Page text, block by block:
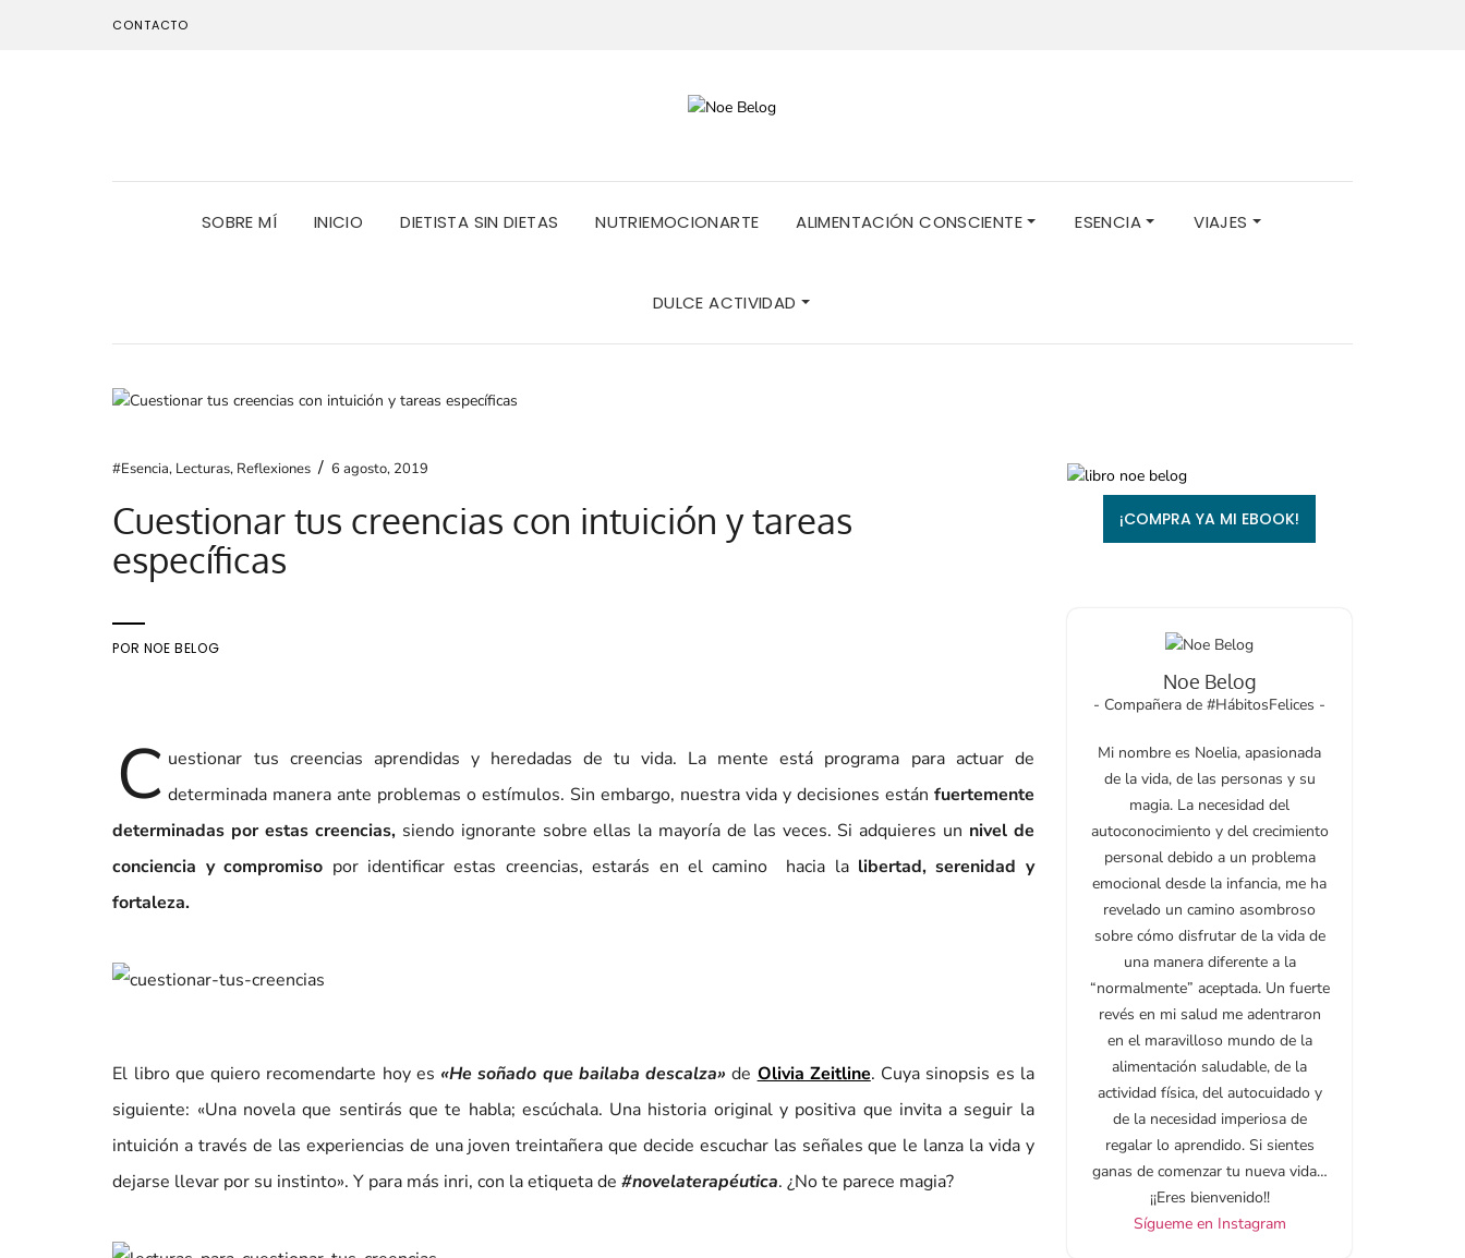
CONTACTO
SOBRE MÍ INICIO DIETISTA SIN DIETAS NUTRIEMOCIONARTE ALIMENTACIÓN CONSCIENTE ESENCIA VIAJES
DULCE ACTIVIDAD
#Esencia, Lecturas, Reflexiones / 6 agosto, 2019
Cuestionar tus creencias con intuición y tareas
específicas
POR NOE BELOG
C uestionar tus creencias aprendidas y heredadas de tu vida. La mente está programa para actuar de
determinada manera ante problemas o estímulos. Sin embargo, nuestra vida y decisiones están fuertemente
determinadas por estas creencias, siendo ignorante sobre ellas la mayoría de las veces. Si adquieres un nivel de
conciencia y compromiso por identificar estas creencias, estarás en el camino hacia la libertad, serenidad y
fortaleza.
El libro que quiero recomendarte hoy es «He soñado que bailaba descalza» de Olivia Zeitline. Cuya sinopsis es la
siguiente: «Una novela que sentirás que te habla; escúchala. Una historia original y positiva que invita a seguir la
intuición a través de las experiencias de una joven treintañera que decide escuchar las señales que le lanza la vida y
dejarse llevar por su instinto». Y para más inri, con la etiqueta de#novelaterapéutica. ¿No te parece magia?
¡COMPRA YA MI EBOOK!
Noe Belog
- Compañera de #HábitosFelices -
Mi nombre es Noelia, apasionada
de la vida, de las personas y su
magia. La necesidad del
autoconocimiento y del crecimiento
personal debido a un problema
emocional desde la infancia, me ha
revelado un camino asombroso
sobre cómo disfrutar de la vida de
una manera diferente a la
“normalmente” aceptada. Un fuerte
revés en mi salud me adentraron
en el maravilloso mundo de la
alimentación saludable, de la
actividad física, del autocuidado y
de la necesidad imperiosa de
regalar lo aprendido. Si sientes
ganas de comenzar tu nueva vida…
¡¡Eres bienvenido!!
Sígueme en Instagram